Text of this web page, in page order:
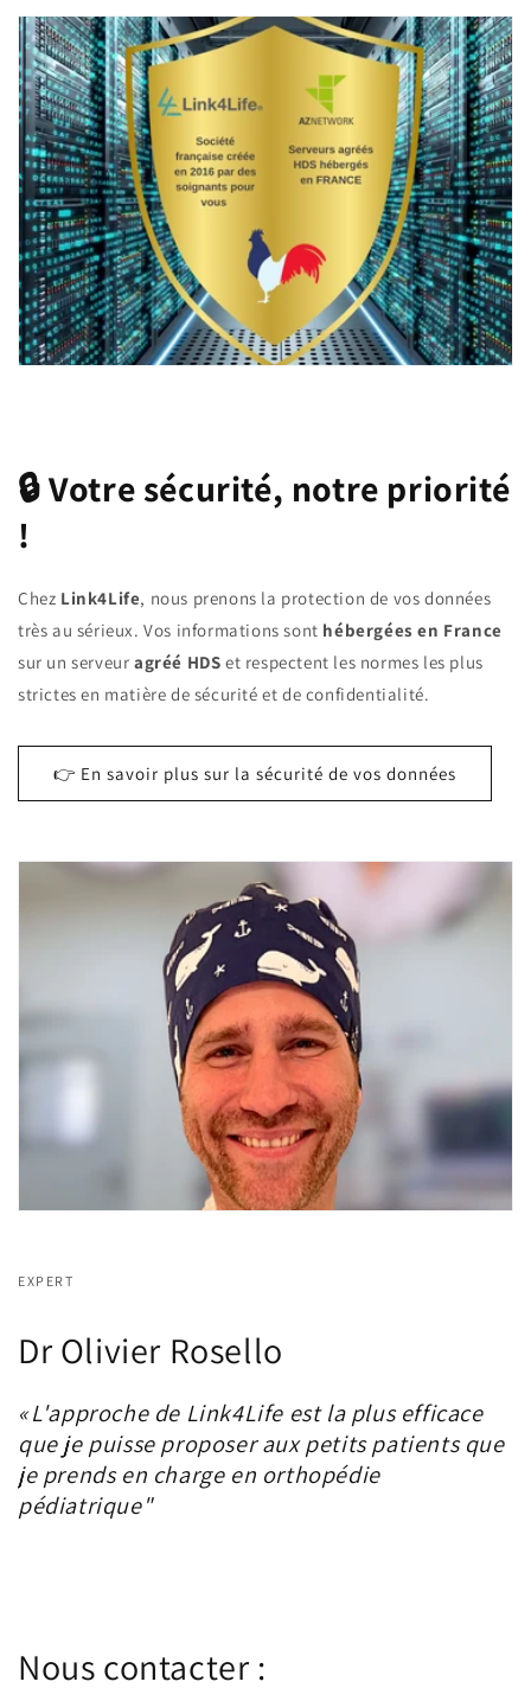
🔒 Votre sécurité, notre priorité
!
Chez Link4Life, nous prenons la protection de vos données
très au sérieux. Vos informations sont hébergées en France
sur un serveur agréé HDS et respectent les normes les plus
strictes en matière de sécurité et de confidentialité.
👉 En savoir plus sur la sécurité de vos données
EXPERT
Dr Olivier Rosello
« L'approche de Link4Life est la plus efficace
que je puisse proposer aux petits patients que
je prends en charge en orthopédie
pédiatrique"
Nous contacter :